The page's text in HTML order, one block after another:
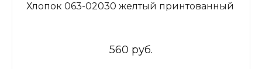
Хлопок 063-02030 желтый принтованный
560 руб.